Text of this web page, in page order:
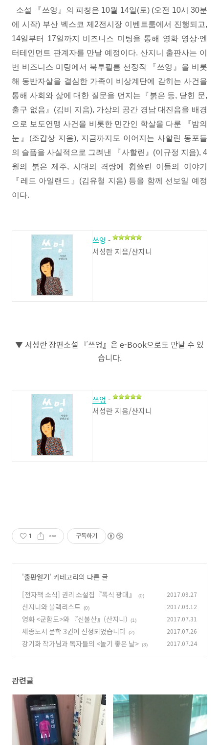
소설 『쓰엉』의 피칭은 10월 14일(토) (오전 10시 30분
에 시작) 부산 벡스코 제2전시장 이벤트룸에서 진행되고,
14일부터 17일까지 비즈니스 미팅을 통해 영화 영상·엔
터테인먼트 관계자를 만날 예정이다. 산지니 출판사는 이
번 비즈니스 미팅에서 북투필름 선정작 『쓰엉』을 비롯
해 동반자살을 결심한 가족이 비상계단에 갇히는 사건을
통해 사회와 삶에 대한 질문을 던지는『붉은 등, 닫힌 문,
출구 없음』(김비 지음), 가상의 공간 경남 대진읍을 배경
으로 보도연맹 사건을 비롯한 민간인 학살을 다룬 『밤의
눈』(조갑상 지음), 지금까지도 이어지는 사할린 동포들
의 슬픔을 사실적으로 그려낸 『사할린』(이규정 지음), 4
월의 붉은 제주, 시대의 격랑에 휩쓸린 이들의 이야기
『레드 아일랜드』(김유철 지음) 등을 함께 선보일 예정
이다.
쓰엉 -
서성란 지음/산지니
▼ 서성란 장편소설 『쓰엉』은 e-Book으로도 만날 수 있
습니다.
쓰엉 -
서성란 지음/산지니
1 구독하기
'출판일기' 카테고리의 다른 글
[전자책 소식] 권리 소설집『폭식 광대』
(0) 2017.09.27
산지니와 블랙리스트 (0) 2017.09.12
영화 <군함도>와 『신불산』(산지니) (1) 2017.07.31
세종도서 문학 3권이 선정되었습니다 (2) 2017.07.26
강기화 작가님과 독자들의 <놀기 좋은 날> (3) 2017.07.24
관련글